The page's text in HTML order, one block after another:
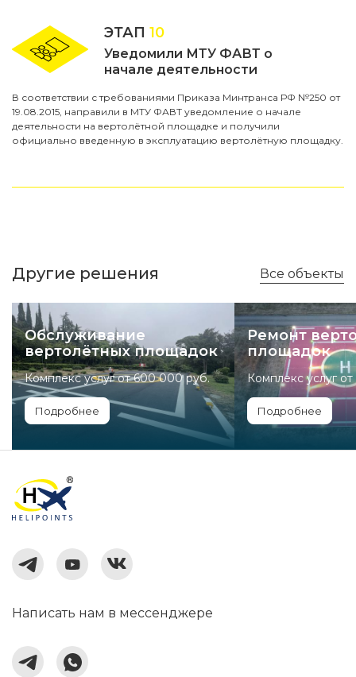
ЭТАП 10
Уведомили МТУ ФАВТ о
начале деятельности
В соответствии с требованиями Приказа Минтранса РФ №250 от
19.08.2015, направили в МТУ ФАВТ уведомление о начале
деятельности на вертолётной площадке и получили
официально введенную в эксплуатацию вертолётную площадку.
Другие решения Все объекты
Обслуживание
вертолётных площадок
Комплекс услуг от 600 000 руб.
Подробнее
Ремонт
площадок
Комплекс услуг
Подробнее
Написать нам в мессенджере